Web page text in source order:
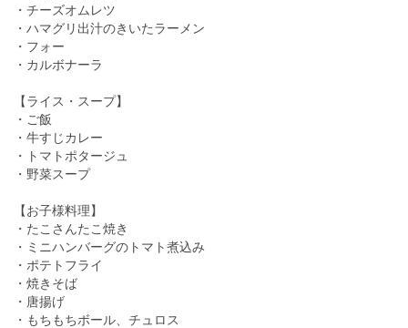
・チーズオムレツ
・ハマグリ出汁のきいたラーメン
・フォー
・カルボナーラ
【ライス・スープ】
・ご飯
・牛すじカレー
・トマトポタージュ
・野菜スープ
【お子様料理】
・たこさんたこ焼き
・ミニハンバーグのトマト煮込み
・ポテトフライ
・焼きそば
・唐揚げ
・もちもちボール、チュロス